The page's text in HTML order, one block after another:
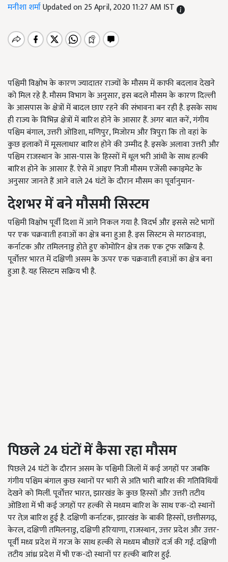
मनीशा शर्माUpdated on 25 April, 2020 11:27 AM IST
पश्चिमी विक्षोभ के कारण ज्यादातर राज्यों के मौसम में काफी बदलाव देखने
को मिल रहे है. मौसम विभाग के अनुसार, इस बदले मौसम के कारण दिल्ली
के आसपास के क्षेत्रों में बादल छाए रहने की संभावना बन रही है. इसके साथ
ही राज्य के विभिन्न क्षेत्रों में बारिश होने के आसार हैं. अगर बात करें, गंगीय
पश्चिम बंगाल, उत्तरी ओडिशा, मणिपुर, मिजोरम और त्रिपुरा कि तो वहां के
कुछ इलाकों में मूसलाधार बारिश होने की उम्मीद है. इसके अलावा उत्तरी और
पश्चिम राजस्थान के आस-पास के हिस्सों में धूल भरी आंधी के साथ हल्की
बारिश होने के आसार हैं. ऐसे में आइए निजी मौसम एजेंसी स्काइमेट के
अनुसार जानते हैं आने वाले 24 घंटों के दौरान मौसम का पूर्वानुमान-
देशभर में बने मौसमी सिस्टम
पश्चिमी विक्षोभ पूर्वी दिशा में आगे निकल गया है. विदर्भ और इससे सटे भागों
पर एक चक्रवाती हवाओं का क्षेत्र बना हुआ है. इस सिस्टम से मराठवाड़ा,
कर्नाटक और तमिलनाडु होते हुए कोमोरिन क्षेत्र तक एक ट्रफ सक्रिय है.
पूर्वोत्तर भारत में दक्षिणी असम के ऊपर एक चक्रवाती हवाओं का क्षेत्र बना
हुआ है. यह सिस्टम सक्रिय भी है.
पिछले 24घंटों में कैसा रहा मौसम
पिछले 24 घंटों के दौरान असम के पश्चिमी जिलों में कई जगहों पर जबकि
गंगीय पश्चिम बंगाल कुछ स्थानों पर भारी से अति भारी बारिश की गतिविधियाँ
देखने को मिलीं. पूर्वोत्तर भारत, झारखंड के कुछ हिस्सों और उत्तरी तटीय
ओडिशा में भी कई जगहों पर हल्की से मध्यम बारिश के साथ एक-दो स्थानों
पर तेज़ बारिश हुई है. दक्षिणी कर्नाटक, झारखंड के बाकी हिस्सों, छत्तीसगढ़,
केरल, दक्षिणी तमिलनाडु, दक्षिणी हरियाणा, राजस्थान, उत्तर प्रदेश और उत्तर-
पूर्वी मध्य प्रदेश में गरज के साथ हल्की से मध्यम बौछारें दर्ज की गईं. दक्षिणी
तटीय आंध्र प्रदेश में भी एक-दो स्थानों पर हल्की बारिश हुई.